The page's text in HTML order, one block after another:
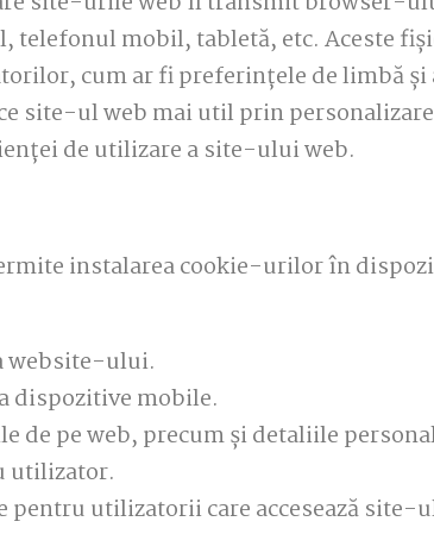
mobil, tabletă, etc. Aceste
cum ar fi preferințele de limbă
site-ul web mai util prin
de utilizare a site-ului web.
instalarea cookie-urilor în
website-ului.
dispozitive mobile.
de pe web, precum și detaliile
utilizator.
pentru utilizatorii care accesează site-